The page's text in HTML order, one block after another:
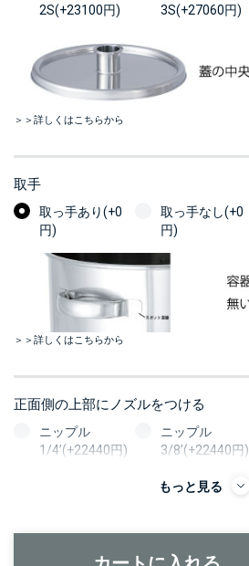
2S(+23100円)
3S(+27060円)
＞＞詳しくはこちらから
取手
取っ手あり(+0
円)
取っ手なし(+0
円)
＞＞詳しくはこちらから
正面側の上部にノズルをつける
ニップル
1/4’(+22440円)
ニップル
3/8’(+22440円)
ソケット
3/8’(+22440円)
もっと見る